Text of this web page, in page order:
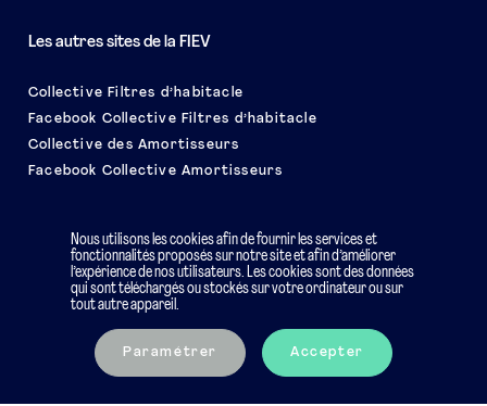
Les autres sites de la FIEV
Collective Filtres d’habitacle
Facebook Collective Filtres d’habitacle
Collective des Amortisseurs
Facebook Collective Amortisseurs
Mentions légales Charte éthique
Nous utilisons les cookies afin de fournir les services et
fonctionnalités proposés sur notre site et afin d’améliorer
l’expérience de nos utilisateurs. Les cookies sont des données
qui sont téléchargés ou stockés sur votre ordinateur ou sur
tout autre appareil.
Paramétrer Accepter